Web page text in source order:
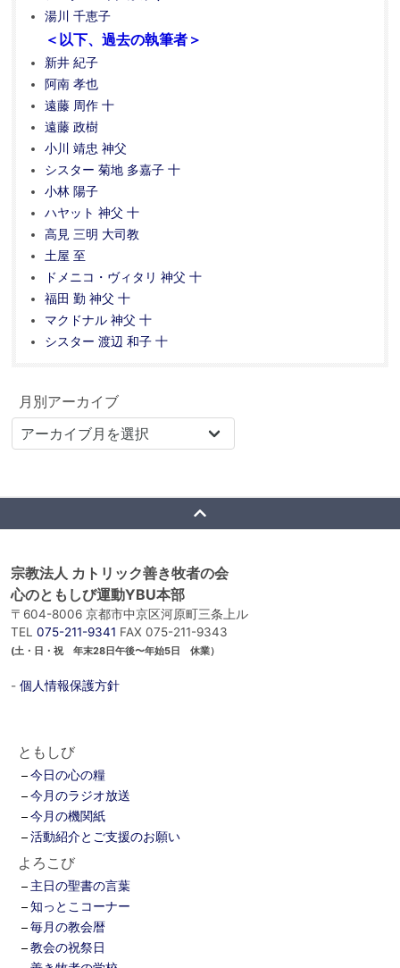
湯川 千恵子
＜以下、過去の執筆者＞
新井 紀子
阿南 孝也
遠藤 周作 十
遠藤 政樹
小川 靖忠 神父
シスター 菊地 多嘉子 十
小林 陽子
ハヤット 神父 十
高見 三明 大司教
土屋 至
ドメニコ・ヴィタリ 神父 十
福田 勤 神父 十
マクドナル 神父 十
シスター 渡辺 和子 十
月別アーカイブ
宗教法人 カトリック善き牧者の会
心のともしび運動YBU本部
〒604-8006 京都市中京区河原町三条上ル
TEL 075-211-9341 FAX 075-211-9343
(土・日・祝 年末28日午後〜年始5日 休業）
- 個人情報保護方針
ともしび
今日の心の糧
今月のラジオ放送
今月の機関紙
活動紹介とご支援のお願い
よろこび
主日の聖書の言葉
知っとこコーナー
毎月の教会暦
教会の祝祭日